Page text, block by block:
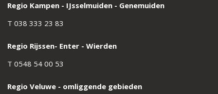
Regio Kampen - IJsselmuiden - Genemuiden
T 038 333 23 83
Regio Rijssen- Enter - Wierden
T 0548 54 00 53
Regio Veluwe - omliggende gebieden